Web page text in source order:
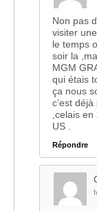
Non pas
visiter
le temps
soir la
MGM
qui étais
ça nous
c’est
,celais
US .
Répondre